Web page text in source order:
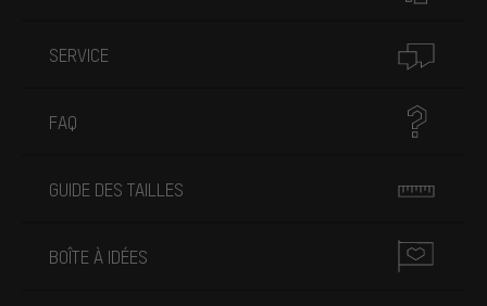
SERVICE
FAQ
GUIDE DES TAILLES
BOÎTE À IDÉES